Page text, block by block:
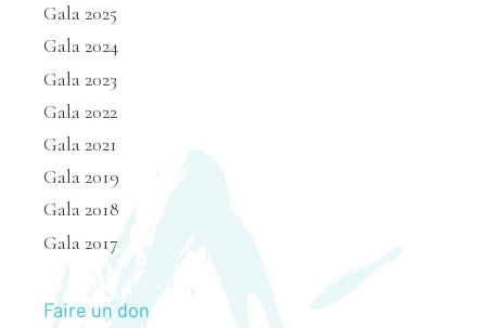
Gala 2025
Gala 2024
Gala 2023
Gala 2022
Gala 2021
Gala 2019
Gala 2018
Gala 2017
Faire un don